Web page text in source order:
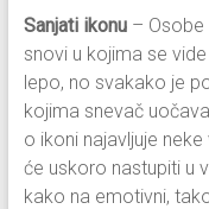
Sanjati ikonu– Osobe
snovi u kojima se
lepo, no svakako je
kojima snevač
o ikoni najavljuje
će uskoro nastupiti u
kako na emotivni,